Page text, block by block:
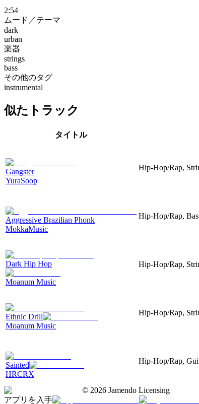
2:54
ムード／テーマ
dark
urban
楽器
strings
bass
その他のタグ
instrumental
似たトラック
タイトル
Gangster
YuraSoop
Hip-Hop/Rap,
Aggressive Brazilian Phonk
MokkaMusic
Hip-Hop/Rap,
Dark Hip Hop
Moanum Music
Hip-Hop/Rap,
Ethnic Drill
Moanum Music
Hip-Hop/Rap,
Sainted
HRCRX
Hip-Hop/Rap,
© 2026 Jamendo Licensing
アプリを入手